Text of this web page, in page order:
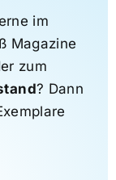
im
Magazine
zum
? Dann